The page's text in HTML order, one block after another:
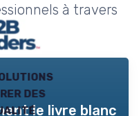
à travers
des
le livre blanc